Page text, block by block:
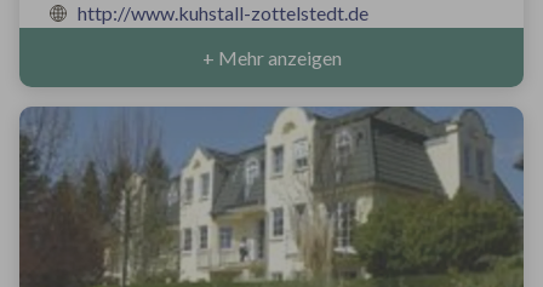
http://www.kuhstall-zottelstedt.de
+ Mehr anzeigen